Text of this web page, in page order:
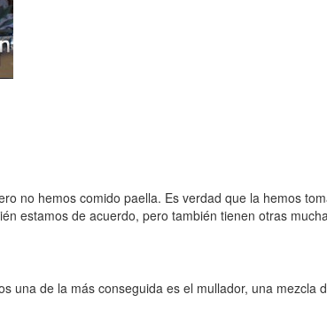
no hemos comido paella. Es verdad que la hemos
estamos de acuerdo, pero también tienen otras
una de la más conseguida es el mullador, una